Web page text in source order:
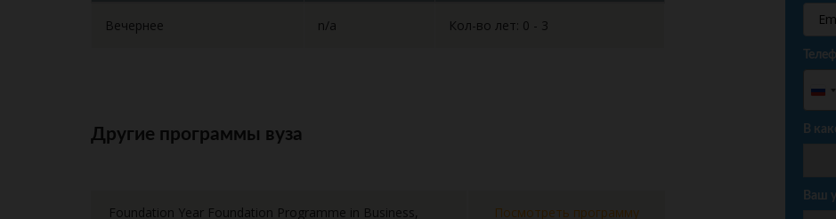
Вечернее n/a Кол-во лет: 0 - 3
Другие программы вуза
Foundation Year Foundation Programme in Business,
Посмотреть программу
+7
В
Ваш